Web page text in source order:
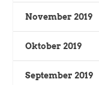
November 2019
Oktober 2019
September 2019